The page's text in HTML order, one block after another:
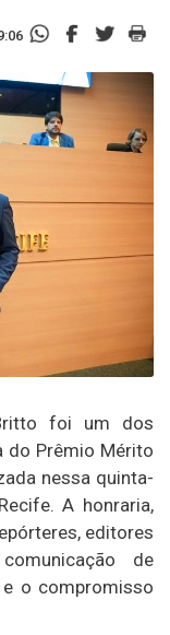
foi um dos
do Prêmio Mérito
nessa quinta-
A honraria,
editores
de
e o compromisso